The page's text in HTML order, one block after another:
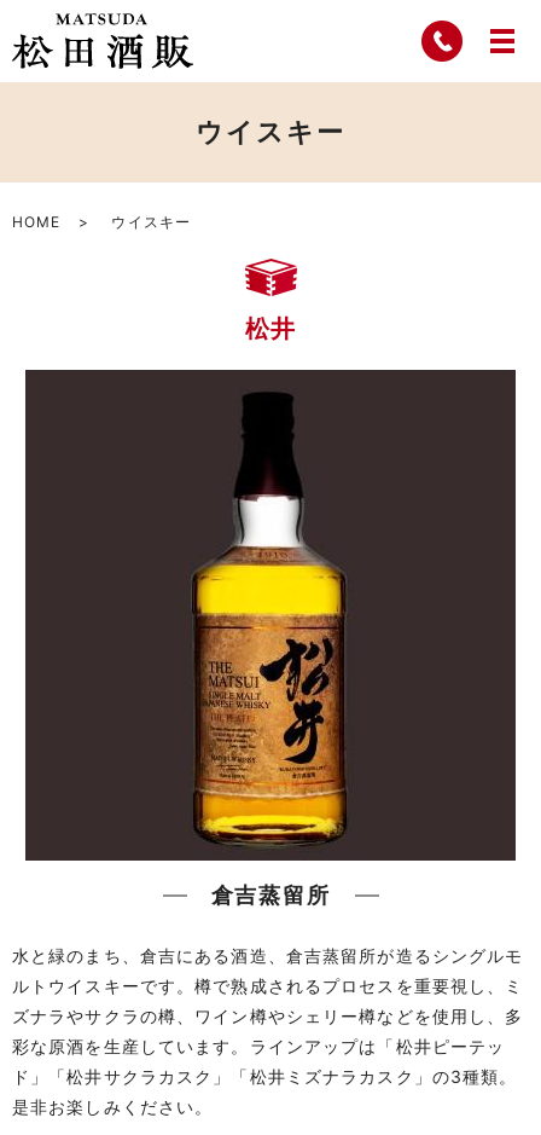
ウイスキー
HOME ウイスキー
松井
倉吉蒸留所
水と緑のまち、倉吉にある酒造、倉吉蒸留所が造るシングルモ
ルトウイスキーです。樽で熟成されるプロセスを重要視し、ミ
ズナラやサクラの樽、ワイン樽やシェリー樽などを使用し、多
彩な原酒を生産しています。ラインアップは「松井ピーテッ
ド」「松井サクラカスク」「松井ミズナラカスク」の3種類。
是非お楽しみください。